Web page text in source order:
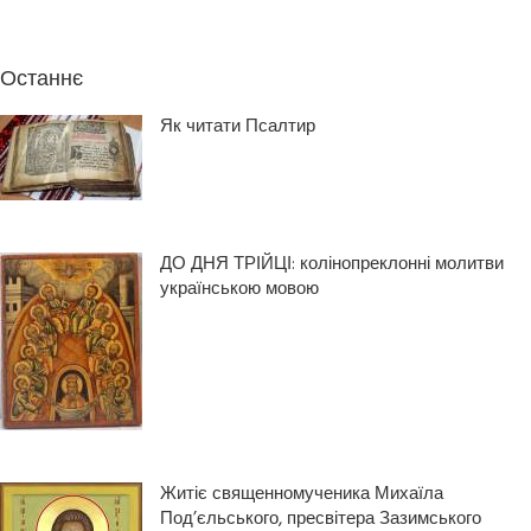
Останнє
Як читати Псалтир
ДО ДНЯ ТРІЙЦІ: колінопреклонні молитви
українською мовою
Житіє священномученика Михаїла
Под’єльського, пресвітера Зазимського